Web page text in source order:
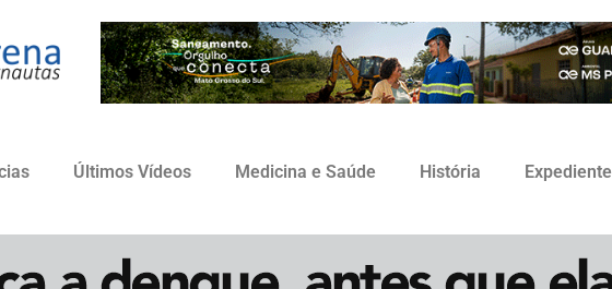
Últimos Vídeos Medicina e Saúde História Expediente